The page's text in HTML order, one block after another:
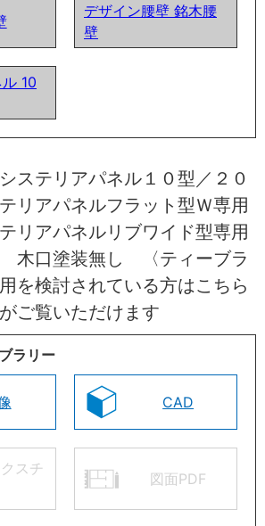
デザイン腰壁 銘木腰
壁
10
ステリアパネル１０型／２０
リアパネルフラット型Ｗ専用
リアパネルリブワイド型専用
口塗装無し 〈ティーブラ
を検討されている方はこちら
ご覧いただけます
ラリー
CAD
スチ
図面PDF